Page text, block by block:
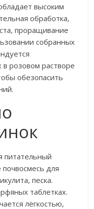
высоким
обработка,
проращивание
собранных
розовом растворе
обезопасить
питательный
для
песка.
таблетках.
лёгкостью,